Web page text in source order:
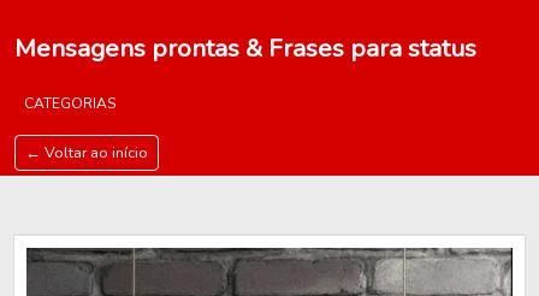
Mensagens prontas & Frases para status
CATEGORIAS
← Voltar ao início